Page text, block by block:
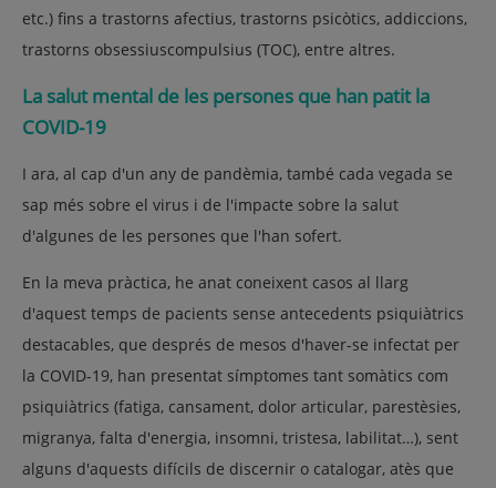
etc.) fins a trastorns afectius, trastorns psicòtics, addiccions,
trastorns obsessiuscompulsius (TOC), entre altres.
La salut mental de les persones que han patit la
COVID-19
I ara, al cap d'un any de pandèmia, també cada vegada se
sap més sobre el virus i de l'impacte sobre la salut
d'algunes de les persones que l'han sofert.
En la meva pràctica, he anat coneixent casos al llarg
d'aquest temps de pacients sense antecedents psiquiàtrics
destacables, que després de mesos d'haver-se infectat per
la COVID-19, han presentat símptomes tant somàtics com
psiquiàtrics (fatiga, cansament, dolor articular, parestèsies,
migranya, falta d'energia, insomni, tristesa, labilitat…), sent
alguns d'aquests difícils de discernir o catalogar, atès que